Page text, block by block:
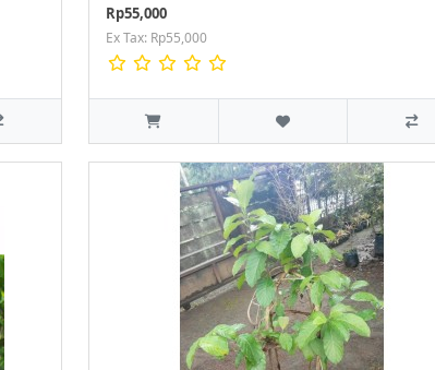
Rp55,000
Ex Tax: Rp55,000